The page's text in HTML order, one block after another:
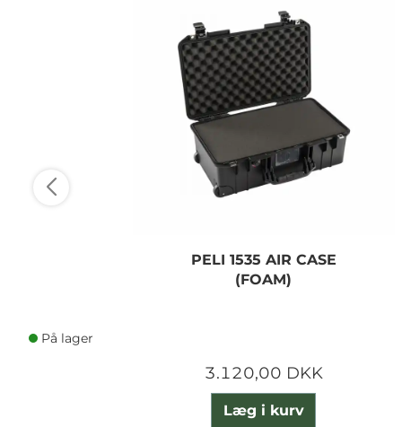
PELI 1535 AIR CASE
(FOAM)
På lager
3.120,00 DKK
Læg i kurv